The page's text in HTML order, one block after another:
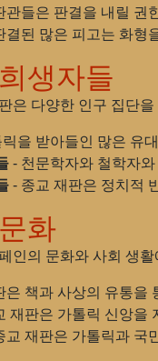
관들은 판결을 내릴 권
결된 많은 피고는 화형
생자들
은 다양한 인구 집단
을 받아들인 많은 유
- 천문학자와 철학자
- 종교 재판은 정치적
화
인의 문화와 사회 생
은 책과 사상의 유통을
재판은 가톨릭 신앙을
교 재판은 가톨릭과 국